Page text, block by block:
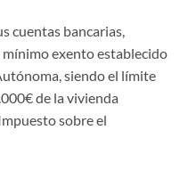
cuentas bancarias,
mínimo exento establecido
siendo el límite
de la vivienda
sobre el